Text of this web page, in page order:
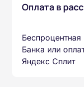
Оплата в
Банка или
Яндекс Сплит